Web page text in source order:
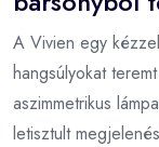
A Vivien egy
hangsúlyokat
aszimmetrikus
letisztult